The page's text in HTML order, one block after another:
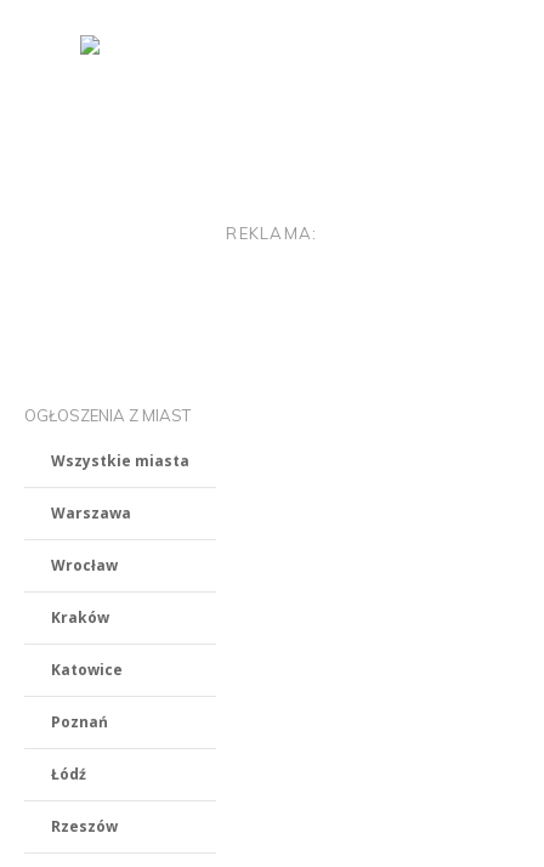
REKLAMA:
OGŁOSZENIA Z MIAST
Wszystkie miasta
Warszawa
Wrocław
Kraków
Katowice
Poznań
Łódź
Rzeszów